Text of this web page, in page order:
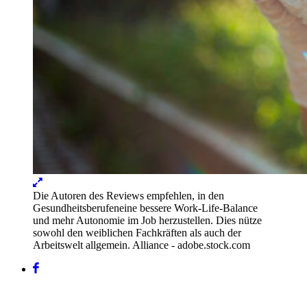
Lightbox
öffnen
Die Autoren des Reviews empfehlen, in den
Gesundheitsberufeneine bessere Work-Life-Balance
und mehr Autonomie im Job herzustellen. Dies nütze
sowohl den weiblichen Fachkräften als auch der
Arbeitswelt allgemein. Alliance - adobe.stock.com